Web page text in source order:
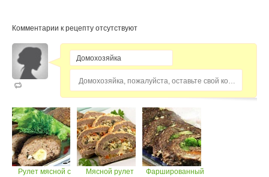
Комментарии к рецепту отсутствуют
Домохозяйка, пожалуйста, оставьте свой комментарий...
Рулет мясной с
Мясной рулет
Фаршированный